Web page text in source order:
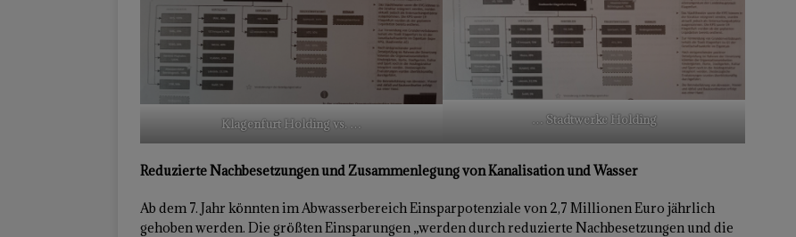
Klagenfurt Holding vs. … … Stadtwerke Holding
Reduzierte Nachbesetzungen und Zusammenlegung von Kanalisation und Wasser
Ab dem 7. Jahr könnten im Abwasserbereich Einsparpotenziale von 2,7 Millionen Euro jährlich
gehoben werden. Die größten Einsparungen „werden durch reduzierte Nachbesetzungen und die